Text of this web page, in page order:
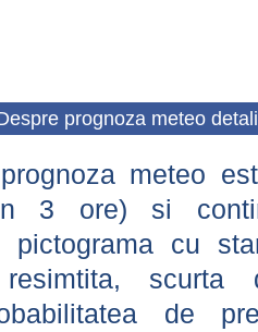
prognoza meteo
meteo
3 ore) si
pictograma cu
scurta
de